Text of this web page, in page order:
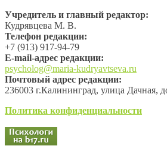
Учредитель и главный редактор:
Кудрявцева М. В.
Телефон редакции:
+7 (913) 917-94-79
Е-mail-адрес редакции:
psycholog@maria-kudryavtseva.ru
Почтовый адрес редакции:
236003 г.Калининград, улица Дачная,
Политика конфиденциальности